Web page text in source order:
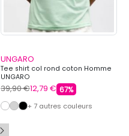
UNGARO
Tee shirt col rond coton Homme
UNGARO
39,90 €12,79 € 67%
+ 7 autres couleurs